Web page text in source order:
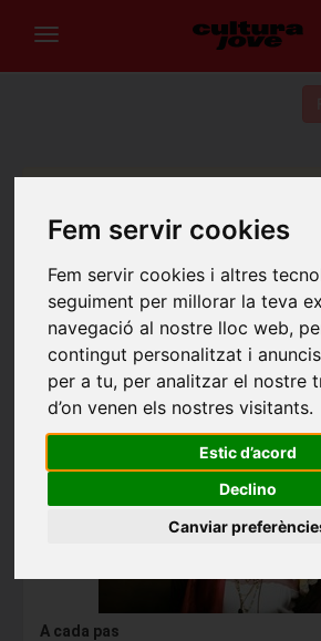
Fem servir cookies
Fem servir cookies i altres
seguiment per millorar la teva
navegació al nostre lloc web,
contingut personalitzat i
per a tu, per analitzar el nostre
d’on venen els nostres visitants.
Estic d’acord
Declino
Canviar
reserva d'un espectacle es pot
abans de la sessió escollida.
A cada pas